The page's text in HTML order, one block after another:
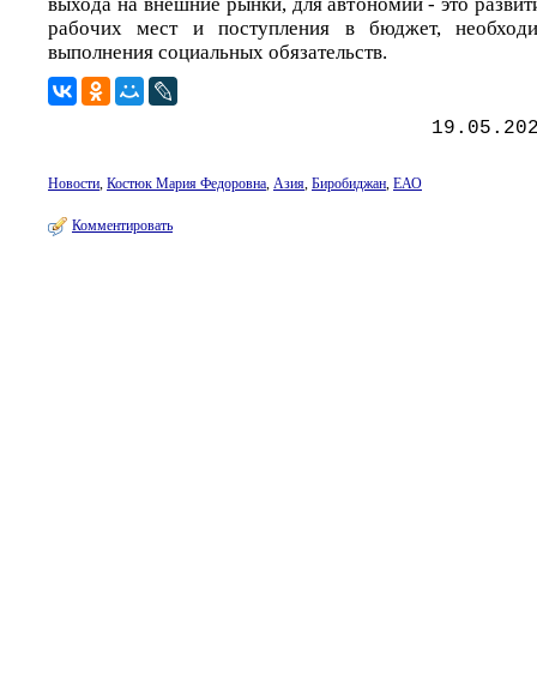
рабочих мест и поступления в бюджет,
выполнения социальных обязательств.
Новости, Костюк Мария Федоровна, Азия, Биробиджан, ЕАО
Комментировать